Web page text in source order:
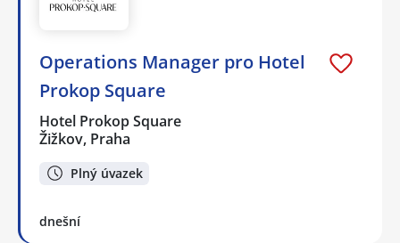
Operations Manager pro Hotel
Prokop Square
Hotel Prokop Square
Žižkov, Praha
Plný úvazek
dnešní